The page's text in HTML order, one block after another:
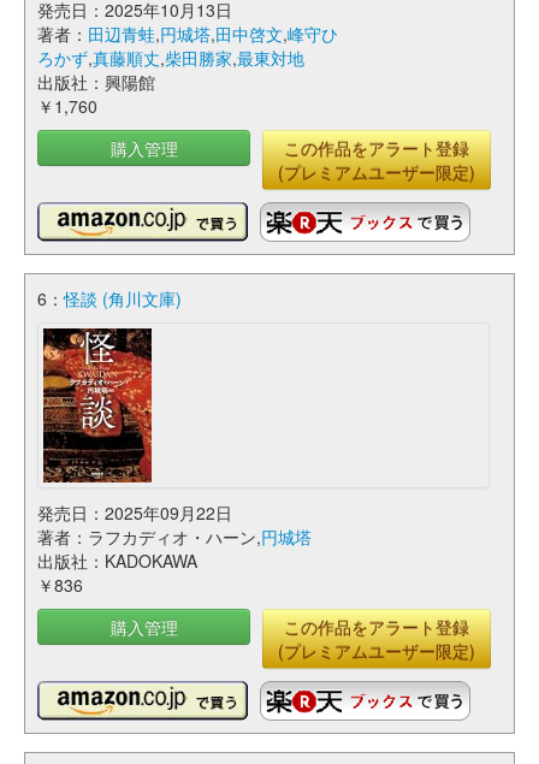
発売日：2025年10月13日
著者： 田辺青蛙,円城塔,田中啓文,峰守ひ
ろかず,真藤順丈,柴田勝家,最東対地
出版社：興陽館
￥1,760
購入管理
この作品をアラート登録
(プレミアムユーザー限定)
6：怪談 (角川文庫)
発売日：2025年09月22日
著者：ラフカディオ・ハーン,円城塔
出版社：KADOKAWA
￥836
購入管理
この作品をアラート登録
(プレミアムユーザー限定)